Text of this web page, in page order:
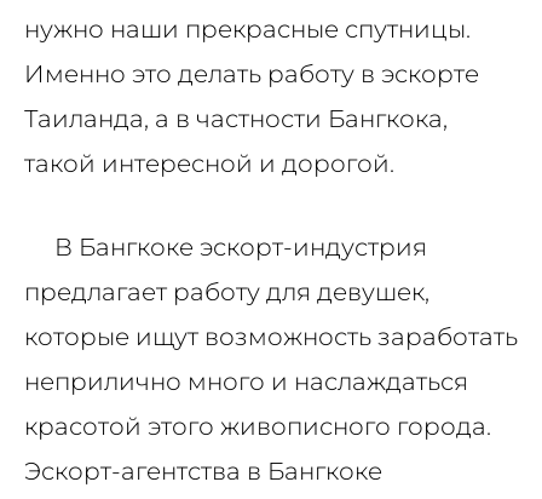
нужно наши прекрасные спутницы.
Именно это делать работу в эскорте
Таиланда, а в частности Бангкока,
такой интересной и дорогой.
В Бангкоке эскорт-индустрия
предлагает работу для девушек,
которые ищут возможность заработать
неприлично много и наслаждаться
красотой этого живописного города.
Эскорт-агентства в Бангкоке